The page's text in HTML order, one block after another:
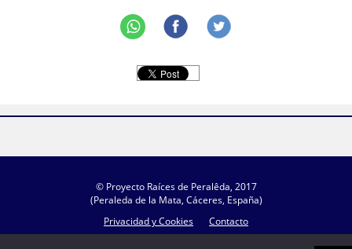
© Proyecto Raíces de Peralêda, 2017
(Peraleda de la Mata, Cáceres, España)
Privacidad y Cookies
Contacto